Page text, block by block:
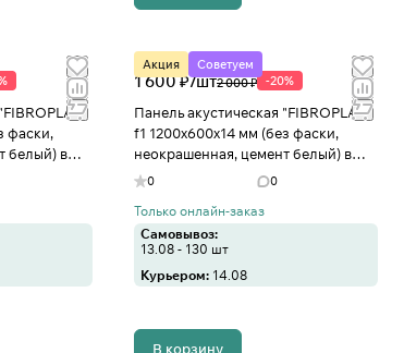
фаски,
белый) в
Акция Советуем
1 600 ₽/шт2 000 ₽ -20%
Панель акустическая "FIBROPLAN"
f1 1200х600х14 мм (без фаски,
неокрашенная, цемент белый) в
Иваново
0 0
Только онлайн-заказ
Самовывоз:
13.08 - 130 шт
Курьером: 14.08
В корзину